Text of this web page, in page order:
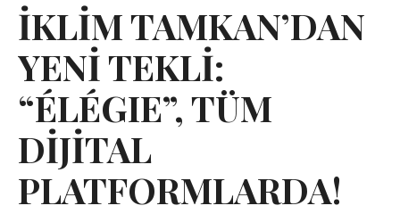
İKLİM TAMKAN’DAN
YENİ TEKLİ:
“ÉLÉGIE”, TÜM
DİJİTAL
PLATFORMLARDA!